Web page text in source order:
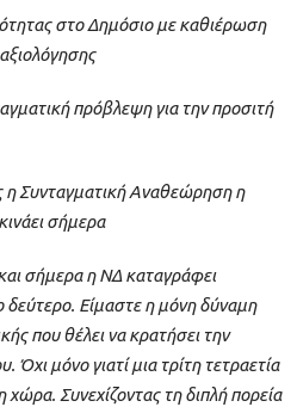
στο Δημόσιο με καθιέρωση
πρόβλεψη για την προσιτή
η Συνταγματική Αναθεώρηση η
σήμερα
σήμερα η ΝΔ καταγράφει
δεύτερο. Είμαστε η μόνη δύναμη
που θέλει να κρατήσει την
Όχι μόνο γιατί μια τρίτη τετραετία
χώρα. Συνεχίζοντας τη διπλή πορεία